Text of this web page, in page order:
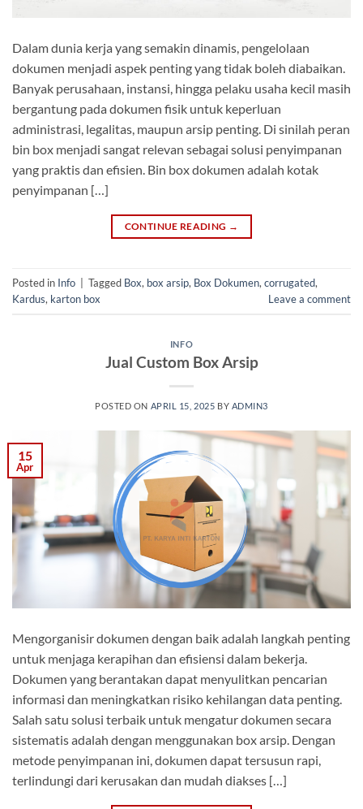
Dalam dunia kerja yang semakin dinamis, pengelolaan
dokumen menjadi aspek penting yang tidak boleh diabaikan.
Banyak perusahaan, instansi, hingga pelaku usaha kecil masih
bergantung pada dokumen fisik untuk keperluan
administrasi, legalitas, maupun arsip penting. Di sinilah peran
bin box menjadi sangat relevan sebagai solusi penyimpanan
yang praktis dan efisien. Bin box dokumen adalah kotak
penyimpanan […]
CONTINUE READING →
Posted in Info Tagged Box, box arsip, Box Dokumen, corrugated,
Kardus, karton box Leave a comment
INFO
Jual Custom Box Arsip
POSTED ON APRIL 15, 2025 BY ADMIN3
15
Apr
Mengorganisir dokumen dengan baik adalah langkah penting
untuk menjaga kerapihan dan efisiensi dalam bekerja.
Dokumen yang berantakan dapat menyulitkan pencarian
informasi dan meningkatkan risiko kehilangan data penting.
Salah satu solusi terbaik untuk mengatur dokumen secara
sistematis adalah dengan menggunakan box arsip. Dengan
metode penyimpanan ini, dokumen dapat tersusun rapi,
terlindungi dari kerusakan dan mudah diakses […]